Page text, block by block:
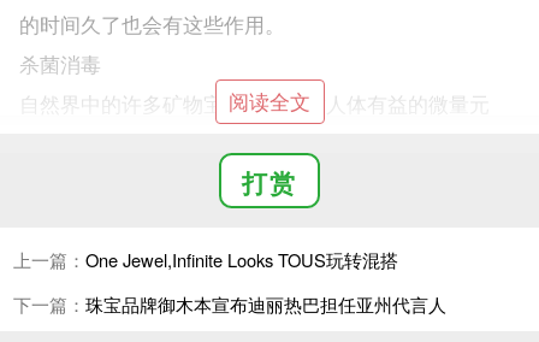
的时间久了也会有这些作用。
杀菌消毒
自然界中的许多矿物宝石中含有对人体有益的微量元
石可以吸收太阳中的短波波段，使其成为紫外线的理
过皮肤的穴位浸润进入人体内，从而能平衡阴阳气血，
令肌肤充满活力。
阅读全文
打赏
上一篇： One Jewel,Infinite Looks TOUS玩转混搭
下一篇： 珠宝品牌御木本宣布迪丽热巴担任亚州代言人